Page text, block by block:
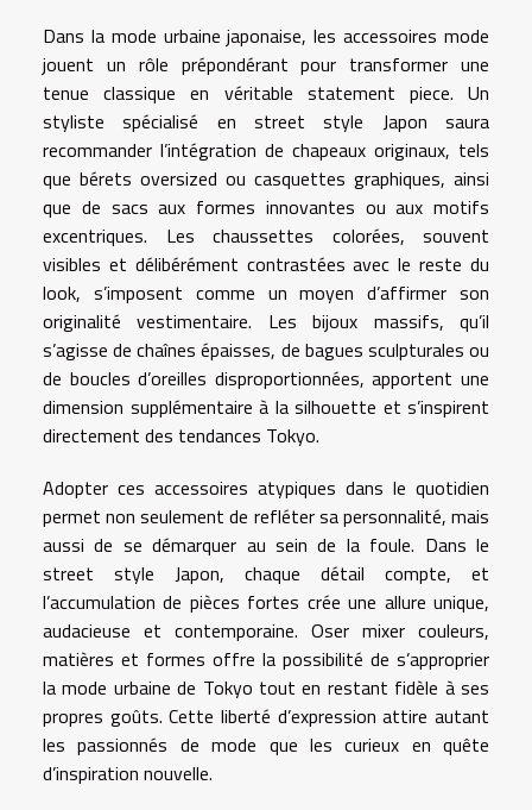
Dans la mode urbaine japonaise, les accessoires mode
jouent un rôle prépondérant pour transformer une
tenue classique en véritable statement piece. Un
styliste spécialisé en street style Japon saura
recommander l’intégration de chapeaux originaux, tels
que bérets oversized ou casquettes graphiques, ainsi
que de sacs aux formes innovantes ou aux motifs
excentriques. Les chaussettes colorées, souvent
visibles et délibérément contrastées avec le reste du
look, s’imposent comme un moyen d’affirmer son
originalité vestimentaire. Les bijoux massifs, qu’il
s’agisse de chaînes épaisses, de bagues sculpturales ou
de boucles d’oreilles disproportionnées, apportent une
dimension supplémentaire à la silhouette et s’inspirent
directement des tendances Tokyo.
Adopter ces accessoires atypiques dans le quotidien
permet non seulement de refléter sa personnalité, mais
aussi de se démarquer au sein de la foule. Dans le
street style Japon, chaque détail compte, et
l’accumulation de pièces fortes crée une allure unique,
audacieuse et contemporaine. Oser mixer couleurs,
matières et formes offre la possibilité de s’approprier
la mode urbaine de Tokyo tout en restant fidèle à ses
propres goûts. Cette liberté d’expression attire autant
les passionnés de mode que les curieux en quête
d’inspiration nouvelle.